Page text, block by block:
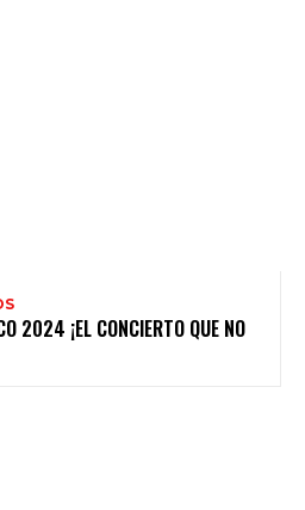
2024 ¡EL CONCIERTO QUE NO